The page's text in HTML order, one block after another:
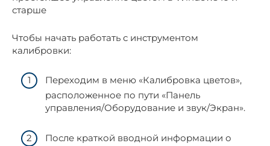
старше
Чтобы начать работать с инструментом
калибровки:
Переходим в меню «Калибровка цветов»,
расположенное по пути «Панель
управления/Оборудование и звук/Экран».
После краткой вводной информации о